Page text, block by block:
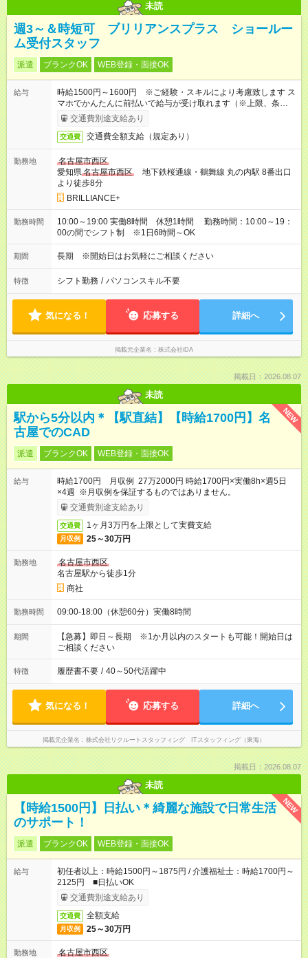
未読
週3～＆時短可 ブリリアンスプラス ショールー
ム受付スタッフ
派遣 ブランクOK WEB登録・面接OK
給与
時給1500円～1600円 ※ご経験・スキルにより考慮致します ス
マホでかんたんに前払いで給与が受け取れます（※上限、条件
あり）交通費別途支給あり
交通費 交通費全額支給（規定あり）
勤務地
名古屋市西区
愛知県名古屋市西区
地下鉄桜通線・鶴舞線 丸の内駅 8番出口
より徒歩8分
BRILLIANCE+
勤務時間
10:00～19:00 実働8時間 休憩1時間 勤務時間：10:00～19：
00の間でシフト制 ※1日6時間～OK
期間 長期 ※開始日はお気軽にご相談ください
特徴 シフト勤務 / パソコンスキル不要
気になる！ 応募する 詳細へ
掲載元企業名 株式会社iDA
掲載日：2026.08.07
未読
NEW
駅から5分以内＊【駅直結】【時給1700円】名
古屋でのCAD
派遣 ブランクOK WEB登録・面接OK
給与
時給1700円 月収例 27万2000円 時給1700円×実働8h×週5日
×4週 ※月収例を保証するものではありません。
交通費別途支給あり
交通費 1ヶ月3万円を上限として実費支給
月収例 25～30万円
勤務地
名古屋市西区
名古屋駅から徒歩1分
商社
勤務時間 09:00-18:00（休憩60分）実働8時間
期間
【急募】即日～長期 ※1か月以内のスタートも可能！開始日は
ご相談ください
特徴 履歴書不要 / 40～50代活躍中
気になる！ 応募する 詳細へ
掲載元企業名 株式会社リクルートスタッフィング ITスタッフィング（東海）
掲載日：2026.08.07
未読
NEW
【時給1500円】日払い＊綺麗な施設で日常生活
のサポート！
派遣 ブランクOK WEB登録・面接OK
給与
初任者以上：時給1500円～1875円 / 介護福祉士：時給1700円～
2125円 ■日払いOK
交通費別途支給あり
交通費 全額支給
月収例 25～30万円
勤務地
名古屋市西区